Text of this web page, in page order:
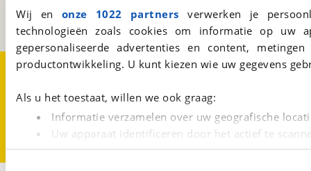
Wij en onze 1022 partners verwerken je
technologieën zoals cookies om informatie op
gepersonaliseerde advertenties en content,
productontwikkeling. U kunt kiezen wie uw gegevens
Als u het toestaat, willen we ook graag:
Informatie verzamelen over uw geografische
Uw apparaat identificeren door het actief te
Lees meer over hoe uw persoonlijke gegevens worden
Een initiatief van
BOVAG
Over viaBOVAG.nlDisclaimer- en Privacyverklaring